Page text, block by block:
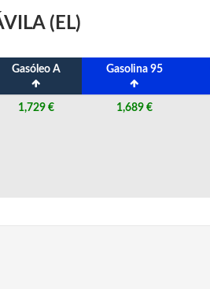
(EL)
Gasóleo A Gasolina 95
1,729 € 1,689 €